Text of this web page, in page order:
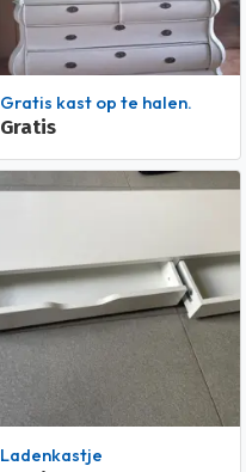
gratis kast op te halen.
Gratis
Ladenkastje